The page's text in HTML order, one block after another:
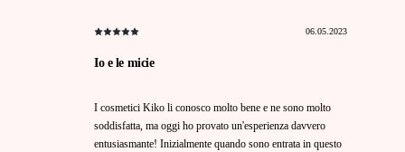
06.05.2023
Io e le micie
I cosmetici Kiko li conosco molto bene e ne sono molto
soddisfatta, ma oggi ho provato un'esperienza davvero
entusiasmante! Inizialmente quando sono entrata in questo